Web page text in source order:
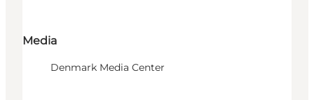
Media
Denmark Media Center